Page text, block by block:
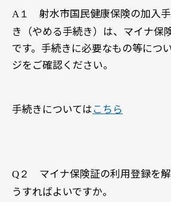
A１
射水市国民健康保険の加入
き（やめる手続き）は、マイナ保
です。手続きに必要なもの等につ
ジをご確認ください。
手続きについてはこちら
Q２
マイナ保険証の利用登録を
うすればよいですか。